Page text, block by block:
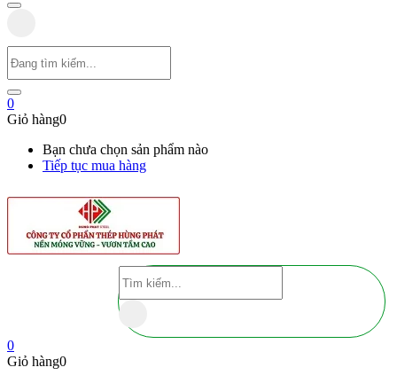
0
Giỏ hàng0
Bạn chưa chọn sản phẩm nào
Tiếp tục mua hàng
0
Giỏ hàng0